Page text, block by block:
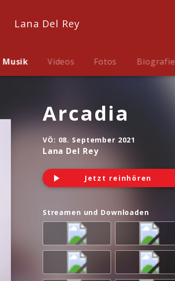
Lana Del Rey
Musik Videos Fotos Biografie
Arcadia
VÖ: 08. September 2021
Lana Del Rey
Jetzt reinhören
Streamen und Downloaden